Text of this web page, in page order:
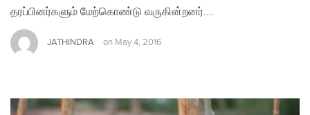
தரப்பினர்களும் மேற்கொண்டு வருகின்றனர்….
JATHINDRA on May 4, 2016